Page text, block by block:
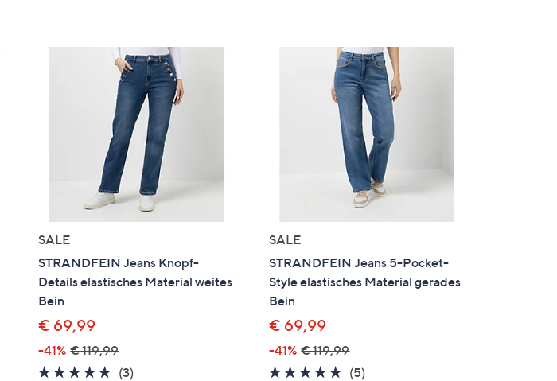
SALE
STRANDFEIN Jeans Knopf-
Details elastisches Material weites
Bein
€ 69,99
-41% € 119,99
4.7
(3)
SALE
STRANDFEIN Jeans 5-Pocket-
Style elastisches Material gerades
Bein
€ 69,99
-41% € 119,99
4.6
(5)